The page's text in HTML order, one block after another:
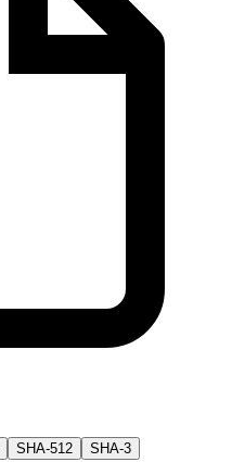
SHA-512 SHA-3